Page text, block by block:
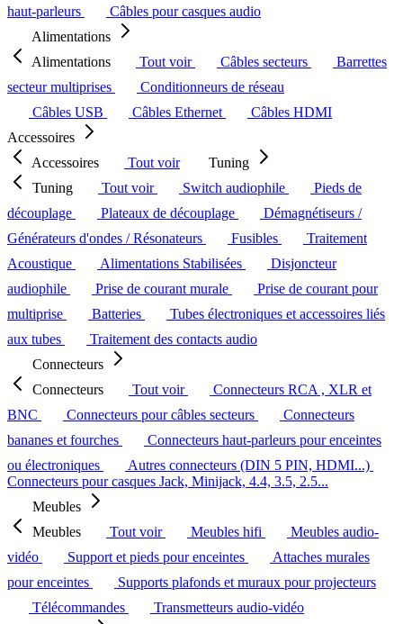
haut-parleurs
Câbles pour casques audio
Alimentations
Alimentations
Tout voir Câbles secteurs
Barrettes
secteur multiprises
Conditionneurs de réseau
Câbles USB
Câbles Ethernet
Câbles HDMI
Accessoires
Accessoires
Tout voir
Tuning
Tuning
Tout voir Switch audiophile
Pieds de
découplage
Plateaux de découplage
Démagnétiseurs /
Générateurs d'ondes / Résonateurs
Fusibles
Traitement
Acoustique
Alimentations Stabilisées
Disjoncteur
audiophile
Prise de courant murale
Prise de courant pour
multiprise
Batteries
Tubes électroniques et accessoires liés
aux tubes
Traitement des contacts audio
Connecteurs
Connecteurs
Tout voir
Connecteurs RCA , XLR et
BNC
Connecteurs pour câbles secteurs
Connecteurs
bananes et fourches
Connecteurs haut-parleurs pour enceintes
ou électroniques
Autres connecteurs (DIN 5 PIN, HDMI...)
Connecteurs pour casques Jack, Minijack, 4.4, 3.5, 2.5...
Meubles
Meubles
Tout voir Meubles hifi
Meubles audio-
vidéo
Support et pieds pour enceintes
Attaches murales
pour enceintes
Supports plafonds et muraux pour projecteurs
Télécommandes
Transmetteurs audio-vidéo